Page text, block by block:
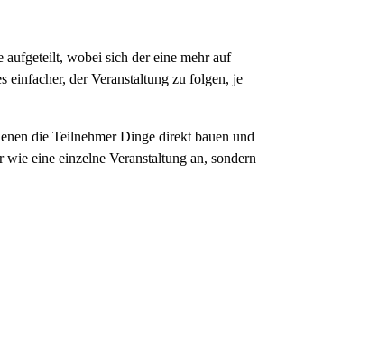
wobei sich der eine mehr auf
einfacher, der Veranstaltung zu folgen, je
die Teilnehmer Dinge direkt bauen und
eine einzelne Veranstaltung an, sondern